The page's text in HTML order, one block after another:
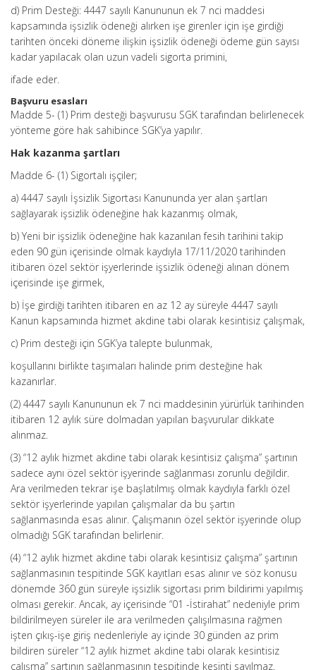
d) Prim Desteği: 4447 sayılı Kanununun ek 7 nci maddesi
kapsamında işsizlik ödeneği alırken işe girenler için işe girdiği
tarihten önceki döneme ilişkin işsizlik ödeneği ödeme gün sayısı
kadar yapılacak olan uzun vadeli sigorta primini,
ifade eder.
Başvuru esasları
Madde 5- (1) Prim desteği başvurusu SGK tarafından belirlenecek
yönteme göre hak sahibince SGK’ya yapılır.
Hak kazanma şartları
Madde 6- (1) Sigortalı işçiler;
a) 4447 sayılı İşsizlik Sigortası Kanununda yer alan şartları
sağlayarak işsizlik ödeneğine hak kazanmış olmak,
b) Yeni bir işsizlik ödeneğine hak kazanılan fesih tarihini takip
eden 90 gün içerisinde olmak kaydıyla 17/11/2020 tarihinden
itibaren özel sektör işyerlerinde işsizlik ödeneği alınan dönem
içerisinde işe girmek,
b) İşe girdiği tarihten itibaren en az 12 ay süreyle 4447 sayılı
Kanun kapsamında hizmet akdine tabi olarak kesintisiz çalışmak,
c) Prim desteği için SGK’ya talepte bulunmak,
koşullarını birlikte taşımaları halinde prim desteğine hak
kazanırlar.
(2) 4447 sayılı Kanununun ek 7 nci maddesinin yürürlük tarihinden
itibaren 12 aylık süre dolmadan yapılan başvurular dikkate
alınmaz.
(3) “12 aylık hizmet akdine tabi olarak kesintisiz çalışma” şartının
sadece aynı özel sektör işyerinde sağlanması zorunlu değildir.
Ara verilmeden tekrar işe başlatılmış olmak kaydıyla farklı özel
sektör işyerlerinde yapılan çalışmalar da bu şartın
sağlanmasında esas alınır. Çalışmanın özel sektör işyerinde olup
olmadığı SGK tarafından belirlenir.
(4) “12 aylık hizmet akdine tabi olarak kesintisiz çalışma” şartının
sağlanmasının tespitinde SGK kayıtları esas alınır ve söz konusu
dönemde 360 gün süreyle işsizlik sigortası prim bildirimi yapılmış
olması gerekir. Ancak, ay içerisinde “01 -İstirahat” nedeniyle prim
bildirilmeyen süreler ile ara verilmeden çalışılmasına rağmen
işten çıkış-işe giriş nedenleriyle ay içinde 30 günden az prim
bildiren süreler “12 aylık hizmet akdine tabi olarak kesintisiz
çalışma” şartının sağlanmasının tespitinde kesinti sayılmaz.